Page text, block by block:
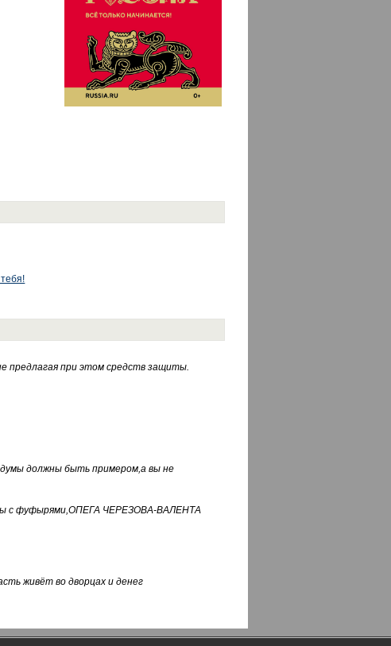
предлагая при этом средств защиты.
должны быть примером,а вы не
с фуфырями,ОПЕГА ЧЕРЕЗОВА-ВАЛЕНТА
живёт во дворцах и денег